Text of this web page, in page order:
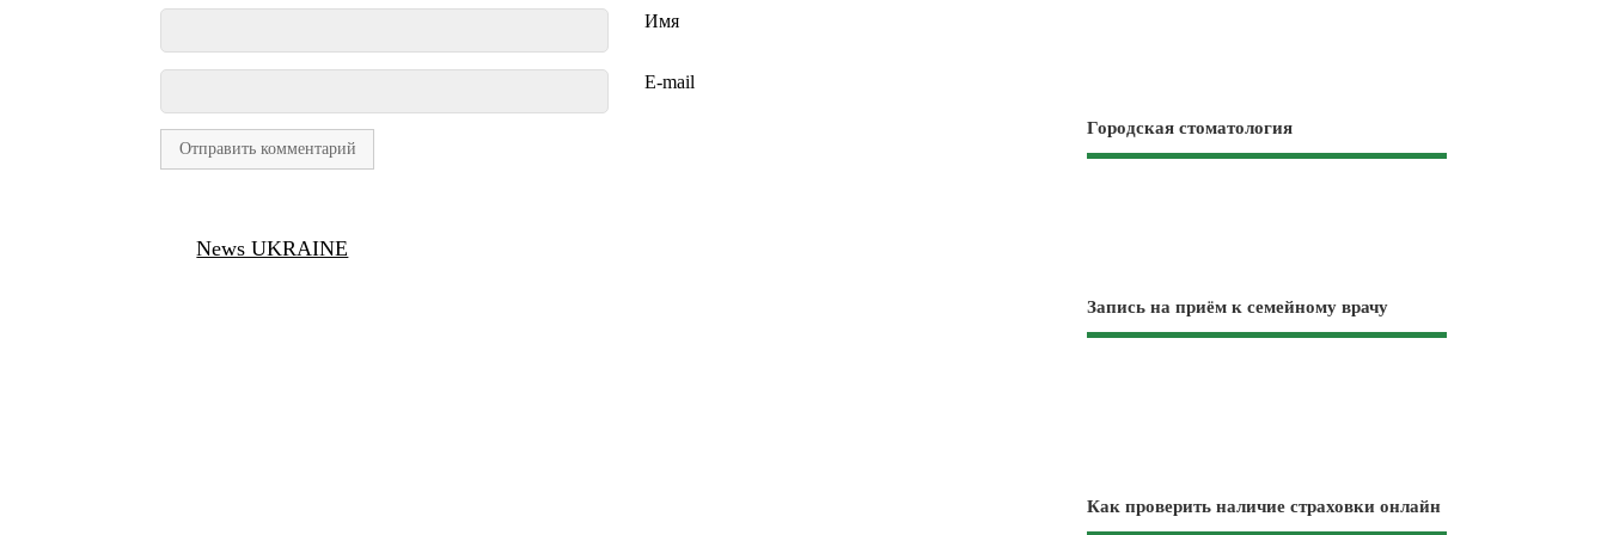
Имя
E-mail
News UKRAINE
Городская стоматология
Запись на приём к семейному врачу
Как проверить наличие страховки онлайн